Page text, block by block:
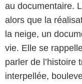
au documentaire.
alors que la
la neige, un
vie. Elle se
parler de l’histoire
interpellée,